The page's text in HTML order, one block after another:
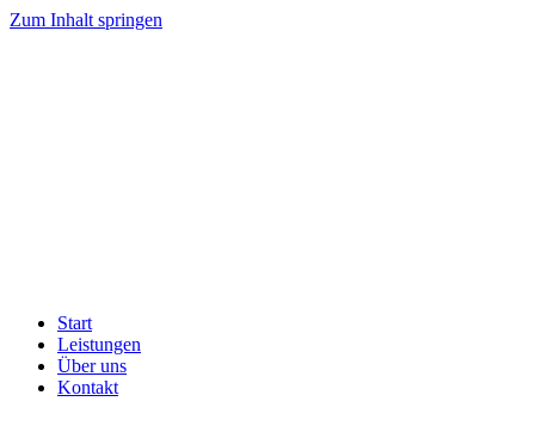
Zum Inhalt springen
Start
Leistungen
Über uns
Kontakt